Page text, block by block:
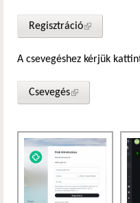
Regisztráció(külső
A csevegéshez kérjük
Csevegés(külső